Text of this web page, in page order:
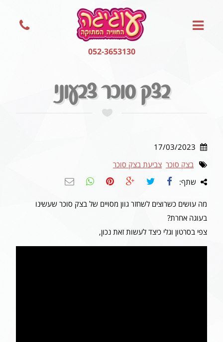
052-3653130
בצק סוכר צבעוני
בצק סוכר צביעת בצק סוכר
שתף:
מה עושים כשרוצים לשחזר גוון מסויים של בצק סוכר שעשינו
בעוגה אחרת?
צפי בסרטון וגלי כיצד לעשות זאת נכון,